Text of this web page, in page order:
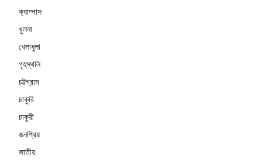
ক্যাম্পাস
খুলনা
খেলাধুলা
গৃহস্থলি
চট্টগ্রাম
চাকুরি
চাকুরী
জনপ্রিয়
জাতীয়